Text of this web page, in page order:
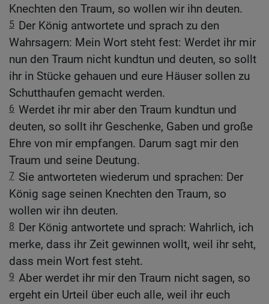
Knechten den Traum, so wollen wir ihn deuten.
5 Der König antwortete und sprach zu den
Wahrsagern: Mein Wort steht fest: Werdet ihr mir
nun den Traum nicht kundtun und deuten, so sollt
ihr in Stücke gehauen und eure Häuser sollen zu
Schutthaufen gemacht werden.
6 Werdet ihr mir aber den Traum kundtun und
deuten, so sollt ihr Geschenke, Gaben und große
Ehre von mir empfangen. Darum sagt mir den
Traum und seine Deutung.
7 Sie antworteten wiederum und sprachen: Der
König sage seinen Knechten den Traum, so
wollen wir ihn deuten.
8 Der König antwortete und sprach: Wahrlich, ich
merke, dass ihr Zeit gewinnen wollt, weil ihr seht,
dass mein Wort fest steht.
9 Aber werdet ihr mir den Traum nicht sagen, so
ergeht ein Urteil über euch alle, weil ihr euch